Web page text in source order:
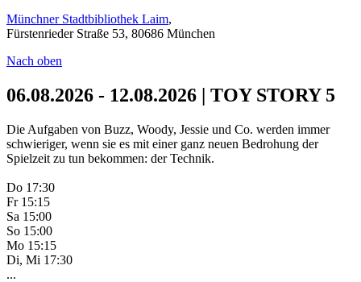
Münchner Stadtbibliothek Laim,
Fürstenrieder Straße 53, 80686 München
Nach oben
06.08.2026 - 12.08.2026 | TOY STORY 5
Die Aufgaben von Buzz, Woody, Jessie und Co. werden immer
schwieriger, wenn sie es mit einer ganz neuen Bedrohung der
Spielzeit zu tun bekommen: der Technik.
Do 17:30
Fr 15:15
Sa 15:00
So 15:00
Mo 15:15
Di, Mi 17:30
...